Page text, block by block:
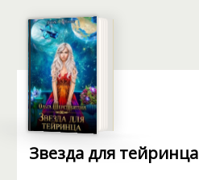
Звезда для тейринца